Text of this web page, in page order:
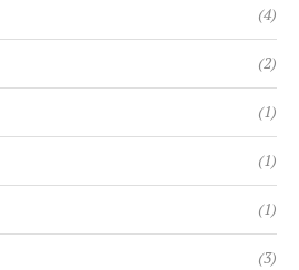
(4)
(2)
(1)
(1)
(1)
(3)